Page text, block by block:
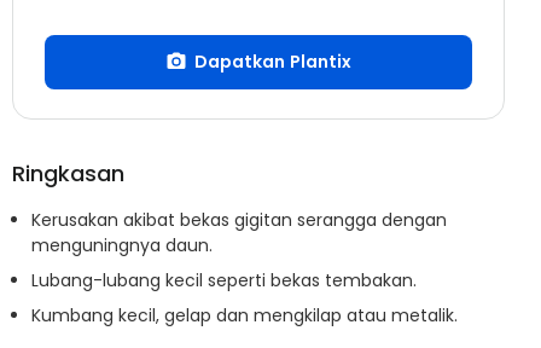
Dapatkan Plantix
Ringkasan
Kerusakan akibat bekas gigitan serangga dengan
menguningnya daun.
Lubang-lubang kecil seperti bekas tembakan.
Kumbang kecil, gelap dan mengkilap atau metalik.